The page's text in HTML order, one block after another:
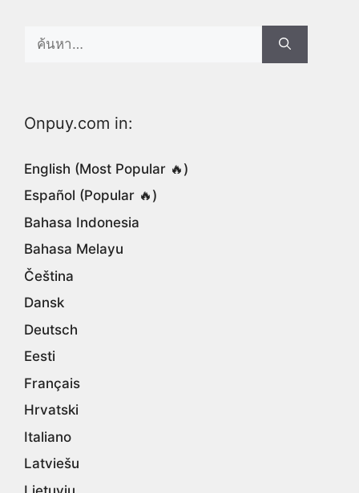
Search
for:
Onpuy.com in:
English (Most Popular 🔥)
Español (Popular 🔥)
Bahasa Indonesia
Bahasa Melayu
Čeština
Dansk
Deutsch
Eesti
Français
Hrvatski
Italiano
Latviešu